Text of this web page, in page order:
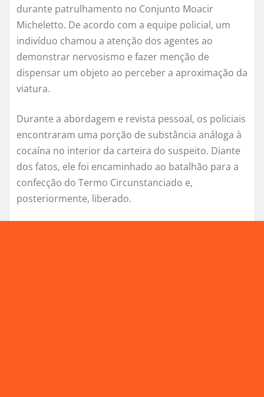
durante patrulhamento no Conjunto Moacir
Micheletto. De acordo com a equipe policial, um
indivíduo chamou a atenção dos agentes ao
demonstrar nervosismo e fazer menção de
dispensar um objeto ao perceber a aproximação da
viatura.
Durante a abordagem e revista pessoal, os policiais
encontraram uma porção de substância análoga à
cocaína no interior da carteira do suspeito. Diante
dos fatos, ele foi encaminhado ao batalhão para a
confecção do Termo Circunstanciado e,
posteriormente, liberado.